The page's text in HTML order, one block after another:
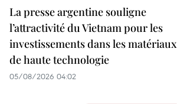
La presse argentine souligne
l’attractivité du Vietnam pour les
investissements dans les matériaux
de haute technologie
05/08/2026 04:02